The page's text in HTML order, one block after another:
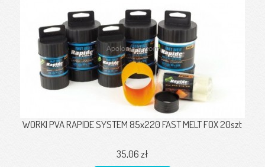
WORKI PVA RAPIDE SYSTEM 85x220 FAST MELT FOX 20szt
35,06 zł